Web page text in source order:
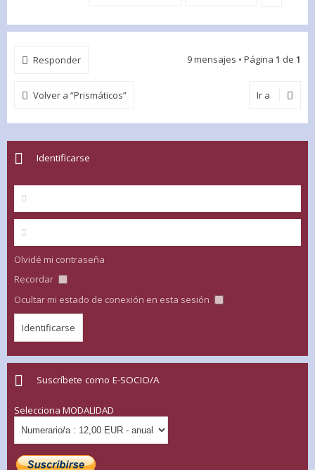
Responder 9 mensajes • Página 1 de 1
Volver a “Prismáticos” Ir a
Identificarse
Olvidé mi contraseña
Recordar
Ocultar mi estado de conexión en esta sesión
Suscríbete como E-SOCIO/A
Selecciona MODALIDAD